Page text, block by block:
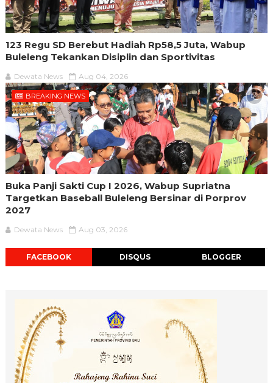
123 Regu SD Berebut Hadiah Rp58,5 Juta, Wabup
Buleleng Tekankan Disiplin dan Sportivitas
Dewata News Aug 04, 2026
BREAKING NEWS
Buka Panji Sakti Cup I 2026, Wabup Supriatna
Targetkan Baseball Buleleng Bersinar di Porprov
2027
Dewata News Aug 03, 2026
FACEBOOK DISQUS BLOGGER